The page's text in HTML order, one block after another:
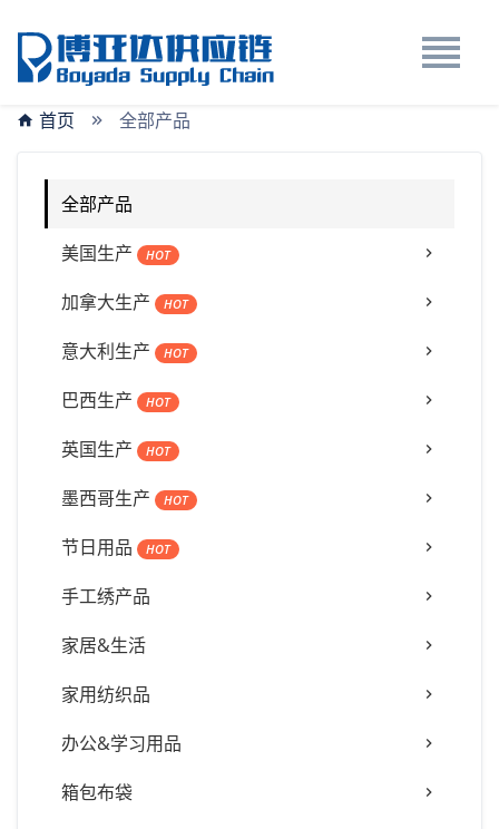
首页 全部产品
全部产品
美国生产
HOT
加拿大生产 HOT
意大利生产 HOT
巴西生产 HOT
英国生产 HOT
墨西哥生产 HOT
节日用品 HOT
手工绣产品
家居&生活
家用纺织品
办公&学习用品
箱包布袋